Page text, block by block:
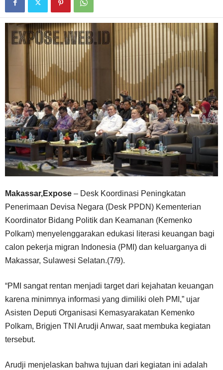
Makassar,Expose – Desk Koordinasi Peningkatan
Penerimaan Devisa Negara (Desk PPDN) Kementerian
Koordinator Bidang Politik dan Keamanan (Kemenko
Polkam) menyelenggarakan edukasi literasi keuangan bagi
calon pekerja migran Indonesia (PMI) dan keluarganya di
Makassar, Sulawesi Selatan.(7/9).
“PMI sangat rentan menjadi target dari kejahatan keuangan
karena minimnya informasi yang dimiliki oleh PMI,” ujar
Asisten Deputi Organisasi Kemasyarakatan Kemenko
Polkam, Brigjen TNI Arudji Anwar, saat membuka kegiatan
tersebut.
Arudji menjelaskan bahwa tujuan dari kegiatan ini adalah